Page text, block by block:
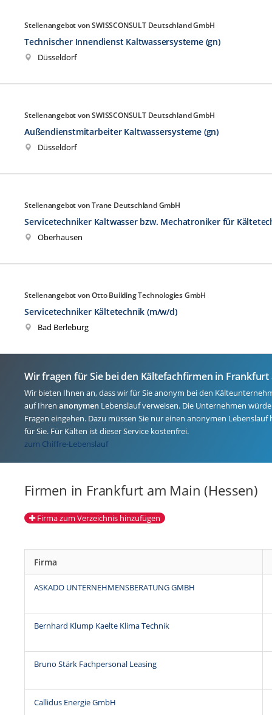
Stellenangebot von SWISSCONSULT Deutschland GmbH
Technischer Innendienst Kaltwassersysteme (gn)
Düsseldorf
Stellenangebot von SWISSCONSULT Deutschland GmbH
Außendienstmitarbeiter Kaltwassersysteme (gn)
Düsseldorf
Stellenangebot von Trane Deutschland GmbH
Servicetechniker Kaltwasser bzw. Mechatroniker für
Oberhausen
Stellenangebot von Otto Building Technologies GmbH
Servicetechniker Kältetechnik (m/w/d)
Bad Berleburg
Wir fragen für Sie bei den Kältefachfirmen in Frankfurt
Wir bieten Ihnen an, dass wir für Sie anonym bei den
auf Ihren anonymen Lebenslauf verweisen. Die Unternehmen
Fragen eingehen. Dazu müssen Sie nur einen anonymen
für Sie. Für Kälten ist dieser Service kostenfrei.
zum Chiffre-Lebenslauf
Firmen in Frankfurt am Main (Hessen)
Firma zum Verzeichnis hinzufügen
Firma
ASKADO UNTERNEHMENSBERATUNG GMBH
Bernhard Klump Kaelte Klima Technik
Bruno Stärk Fachpersonal Leasing
Callidus Energie GmbH